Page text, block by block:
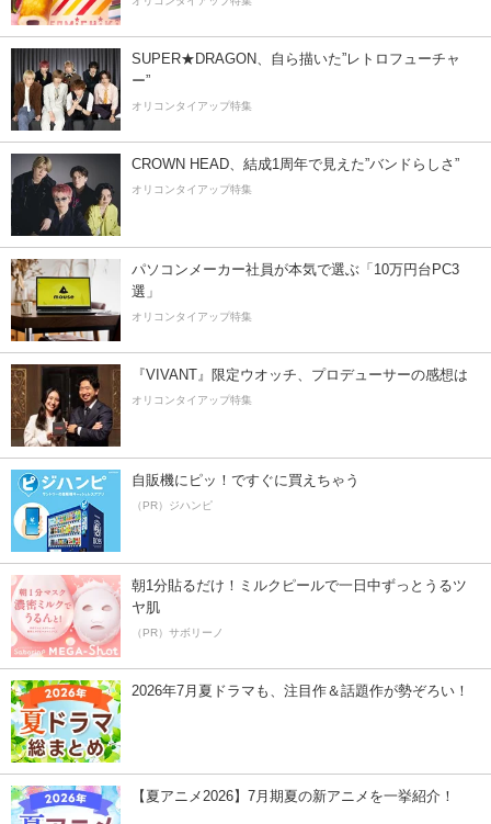
SUPER★DRAGON、自ら描いた”レトロフューチャ
ー”
オリコンタイアップ特集
CROWN HEAD、結成1周年で見えた”バンドらしさ”
オリコンタイアップ特集
パソコンメーカー社員が本気で選ぶ「10万円台PC3
選」
オリコンタイアップ特集
『VIVANT』限定ウオッチ、プロデューサーの感想は
オリコンタイアップ特集
自販機にピッ！ですぐに買えちゃう
（PR）ジハンピ
朝1分貼るだけ！ミルクピールで一日中ずっとうるツ
ヤ肌
（PR）サボリーノ
2026年7月夏ドラマも、注目作＆話題作が勢ぞろい！
【夏アニメ2026】7月期夏の新アニメを一挙紹介！